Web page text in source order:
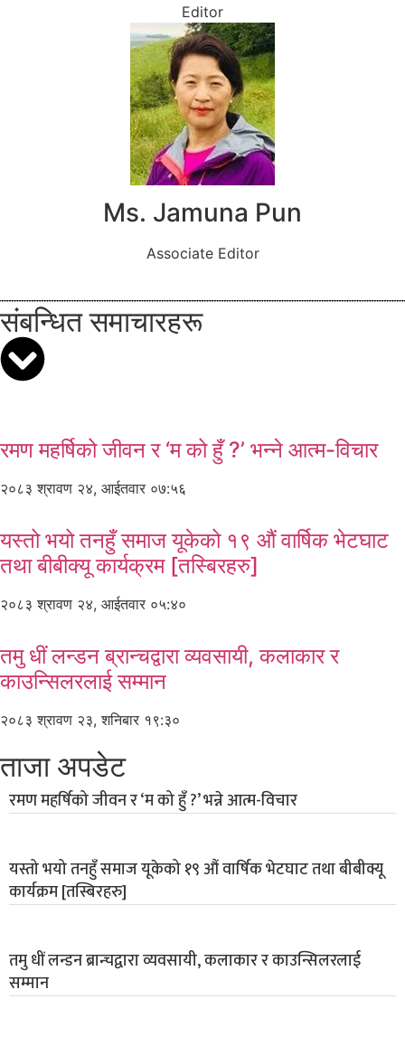
Editor
Ms. Jamuna Pun
Associate Editor
संबन्धित समाचारहरू
रमण महर्षिको जीवन र ‘म को हुँ ?’ भन्ने आत्म-विचार
२०८३ श्रावण २४, आईतवार ०७:५६
यस्तो भयो तनहुँ समाज यूकेको १९ औं वार्षिक भेटघाट
तथा बीबीक्यू कार्यक्रम [तस्बिरहरु]
२०८३ श्रावण २४, आईतवार ०५:४०
तमु धीं लन्डन ब्रान्चद्वारा व्यवसायी, कलाकार र
काउन्सिलरलाई सम्मान
२०८३ श्रावण २३, शनिबार १९:३०
ताजा अपडेट
रमण महर्षिको जीवन र ‘म को हुँ ?’ भन्ने आत्म-विचार
यस्तो भयो तनहुँ समाज यूकेको १९ औं वार्षिक भेटघाट तथा बीबीक्यू
कार्यक्रम [तस्बिरहरु]
तमु धीं लन्डन ब्रान्चद्वारा व्यवसायी, कलाकार र काउन्सिलरलाई
सम्मान